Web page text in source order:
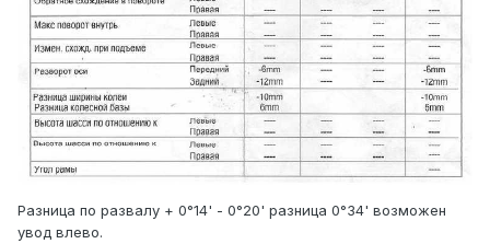
Разница по развалу + 0°14' - 0°20' разница 0°34' возможен
увод влево.